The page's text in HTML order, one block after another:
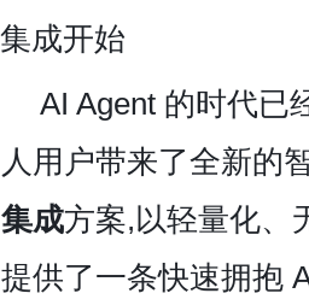
集成开始
AI Agent 的时代已
人用户带来了全新的
集成方案,以轻量化、
提供了一条快速拥抱